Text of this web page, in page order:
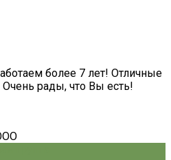
более 7 лет! Отличные
рады, что Вы есть!